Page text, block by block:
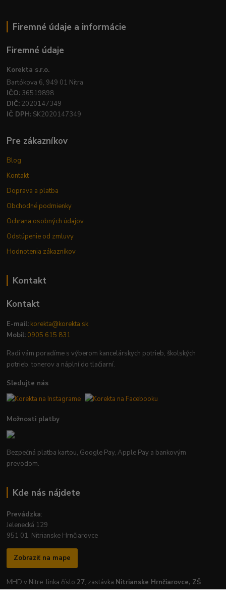
Firemné údaje a informácie
Firemné údaje
Korekta s.r.o.
Bartókova 6, 949 01 Nitra
IČO: 36519898
DIČ: 2020147349
IČ DPH: SK2020147349
Pre zákazníkov
Blog
Kontakt
Doprava a platba
Obchodné podmienky
Ochrana osobných údajov
Odstúpenie od zmluvy
Hodnotenia zákazníkov
Kontakt
Kontakt
E-mail: korekta@korekta.sk
Mobil: 0905 615 831
Radi vám poradíme s výberom kancelárskych potrieb, školských
potrieb, tonerov a náplní do tlačiarní.
Sledujte nás
Možnosti platby
Bezpečná platba kartou, Google Pay, Apple Pay a bankovým
prevodom.
Kde nás nájdete
Prevádzka:
Jelenecká 129
951 01, Nitrianske Hrnčiarovce
Zobraziť na mape
MHD v Nitre: linka číslo 27, zastávka Nitrianske Hrnčiarovce, ZŠ